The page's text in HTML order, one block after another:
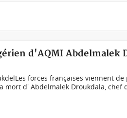
d'AQMI Abdelmalek
forces françaises viennent
mort d' Abdelmalek Droukdala, chef